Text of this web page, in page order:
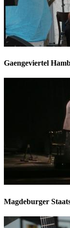
Gaengeviertel
Magdeburger